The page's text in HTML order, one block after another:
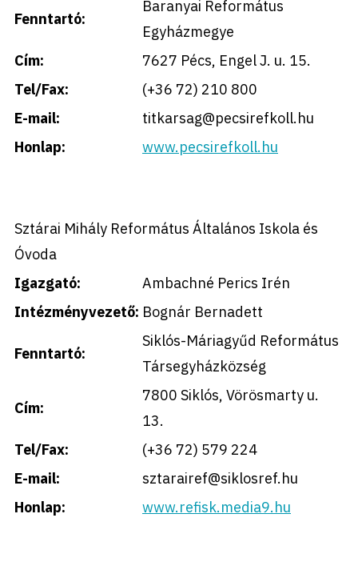
Fenntartó:
Baranyai Református
Egyházmegye
Cím:
7627 Pécs, Engel J. u. 15.
Tel/Fax:
(+36 72) 210 800
E-mail:
titkarsag@pecsirefkoll.hu
Honlap:
www.pecsirefkoll.hu
Sztárai Mihály Református Általános Iskola és
Óvoda
Igazgató:
Ambachné Perics Irén
Intézményvezető: Bognár Bernadett
Fenntartó:
Siklós-Máriagyűd Református
Társegyházközség
Cím:
7800 Siklós, Vörösmarty u.
13.
Tel/Fax:
(+36 72) 579 224
E-mail:
sztarairef@siklosref.hu
Honlap:
www.refisk.media9.hu